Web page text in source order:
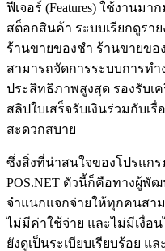
ฟีเจอร์ (Features) ใช้งานม
สต็อกสินค้า ระบบเรียกดูรา
ร้านขายของชำ ร้านขายขอ
สามารถจัดการระบบการท
ประสิทธิภาพสูงสุด รองรับเ
สลิปใบเสร็จรับเงินร่วมกับเ
สะดวกสบาย
ซึ่งสิ่งที่น่าสนใจของโปรแกร
POS.NET ตัวนี้ก็คือทางผู้พัฒ
จำแนกแจกจ่ายให้ทุกคนสา
ไม่มีค่าใช้จ่าย และไม่มีเงื่อ
ยังดูเป็นระเบียบเรียบร้อย